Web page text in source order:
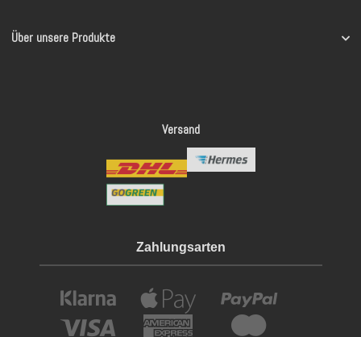
Über unsere Produkte
Versand
Zahlungsarten